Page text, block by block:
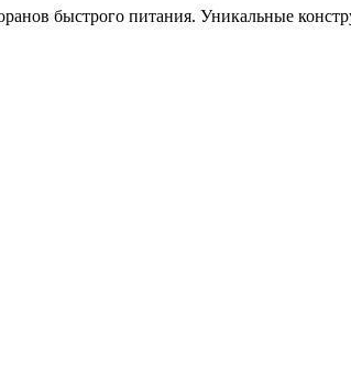
быстрого питания. Уникальные